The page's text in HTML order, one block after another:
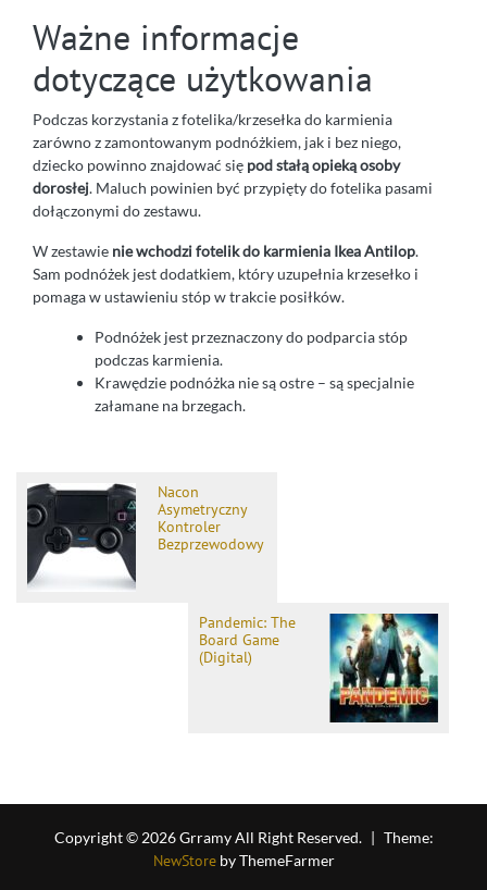
Ważne informacje
dotyczące użytkowania
Podczas korzystania z fotelika/krzesełka do karmienia
zarówno z zamontowanym podnóżkiem, jak i bez niego,
dziecko powinno znajdować się pod stałą opieką osoby
dorosłej. Maluch powinien być przypięty do fotelika pasami
dołączonymi do zestawu.
W zestawie nie wchodzi fotelik do karmienia Ikea Antilop.
Sam podnóżek jest dodatkiem, który uzupełnia krzesełko i
pomaga w ustawieniu stóp w trakcie posiłków.
Podnóżek jest przeznaczony do podparcia stóp
podczas karmienia.
Krawędzie podnóżka nie są ostre – są specjalnie
załamane na brzegach.
Nacon
Asymetryczny
Kontroler
Bezprzewodowy
Pandemic: The
Board Game
(Digital)
Copyright © 2026 Grramy All Right Reserved. | Theme:
NewStoreby ThemeFarmer